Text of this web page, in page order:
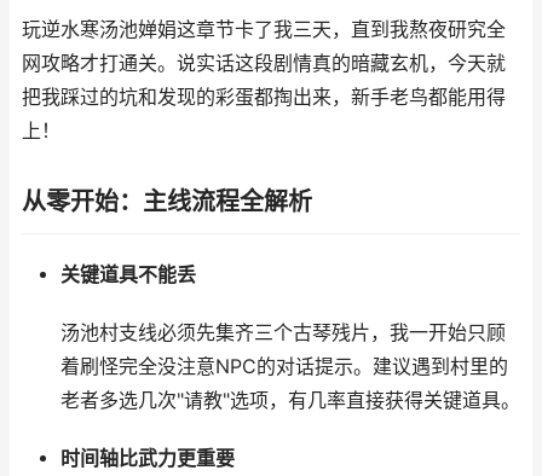
玩逆水寒汤池婵娟这章节卡了我三天，直到我熬夜研究全
网攻略才打通关。说实话这段剧情真的暗藏玄机，今天就
把我踩过的坑和发现的彩蛋都掏出来，新手老鸟都能用得
上！
从零开始：主线流程全解析
关键道具不能丢
汤池村支线必须先集齐三个古琴残片，我一开始只顾
着刷怪完全没注意NPC的对话提示。建议遇到村里的
老者多选几次"请教"选项，有几率直接获得关键道具。
时间轴比武力更重要